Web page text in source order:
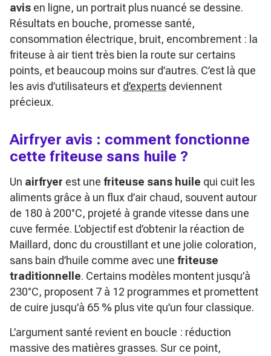
avis en ligne, un portrait plus nuancé se dessine.
Résultats en bouche, promesse santé,
consommation électrique, bruit, encombrement : la
friteuse à air tient très bien la route sur certains
points, et beaucoup moins sur d’autres. C’est là que
les avis d’utilisateurs et d’experts deviennent
précieux.
Airfryer avis : comment fonctionne
cette friteuse sans huile ?
Un airfryer est une friteuse sans huile qui cuit les
aliments grâce à un flux d’air chaud, souvent autour
de 180 à 200°C, projeté à grande vitesse dans une
cuve fermée. L’objectif est d’obtenir la réaction de
Maillard, donc du croustillant et une jolie coloration,
sans bain d’huile comme avec une friteuse
traditionnelle. Certains modèles montent jusqu’à
230°C, proposent 7 à 12 programmes et promettent
de cuire jusqu’à 65 % plus vite qu’un four classique.
L’argument santé revient en boucle : réduction
massive des matières grasses. Sur ce point,